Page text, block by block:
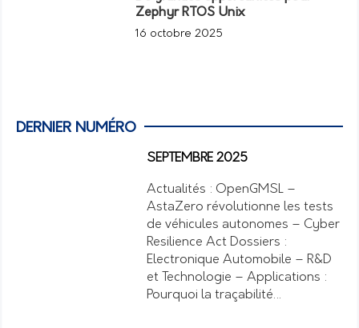
Zephyr RTOS Unix
16 octobre 2025
DERNIER NUMÉRO
SEPTEMBRE 2025
Actualités : OpenGMSL –
AstaZero révolutionne les tests
de véhicules autonomes – Cyber
Resilience Act Dossiers :
Electronique Automobile – R&D
et Technologie – Applications :
Pourquoi la traçabilité…